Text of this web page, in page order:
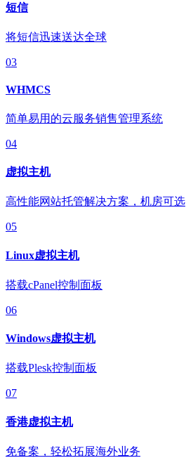
短信
将短信迅速送达全球
03
WHMCS
简单易用的云服务销售管理系统
04
虚拟主机
高性能网站托管解决方案，机房可选
05
Linux虚拟主机
搭载cPanel控制面板
06
Windows虚拟主机
搭载Plesk控制面板
07
香港虚拟主机
免备案，轻松拓展海外业务